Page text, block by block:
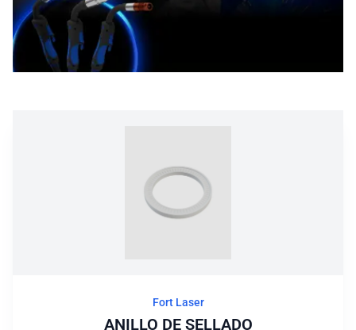
Fort Laser
ANILLO DE SELLADO